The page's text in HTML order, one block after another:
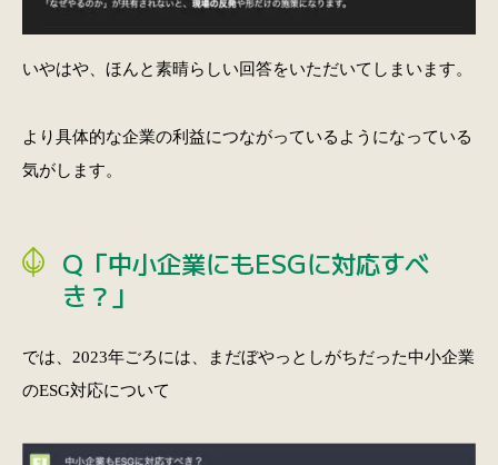
いやはや、ほんと素晴らしい回答をいただいてしまいます。
より具体的な企業の利益につながっているようになっている
気がします。
Q「中小企業にもESGに対応すべ
き？」
では、2023年ごろには、まだぼやっとしがちだった中小企業
のESG対応について